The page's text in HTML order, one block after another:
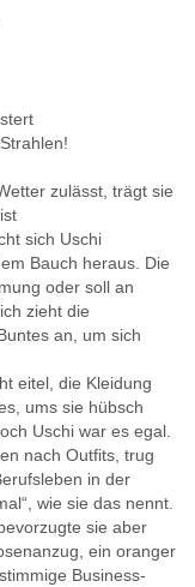
- Glitzernder
- Farben sind für alle
- Bunte Mutprobe:
- Weil ich es mir wert
- Farbwahl: Warum
- 2 Jahre, 19
- Glücksfaktor Stil:
- Wie man
- Uneitel und
- Extravagant mit Stil:
- Bis in die Spitzen:
- Ein schönes Gefühl!
- Wie alter Wein –
- Hauptsache schlank
- Auf dem Weg ins
- Ein Geschenk des
Ganz in Weiß -
Weniger ist mehr –
zulässt, trägt sie
sich Uschi
Bauch heraus. Die
oder soll an
zieht die
an, um sich
eitel, die Kleidung
ums sie hübsch
Uschi war es egal.
nach Outfits, trug
in der
wie sie das nennt.
sie aber
ein oranger
Business-